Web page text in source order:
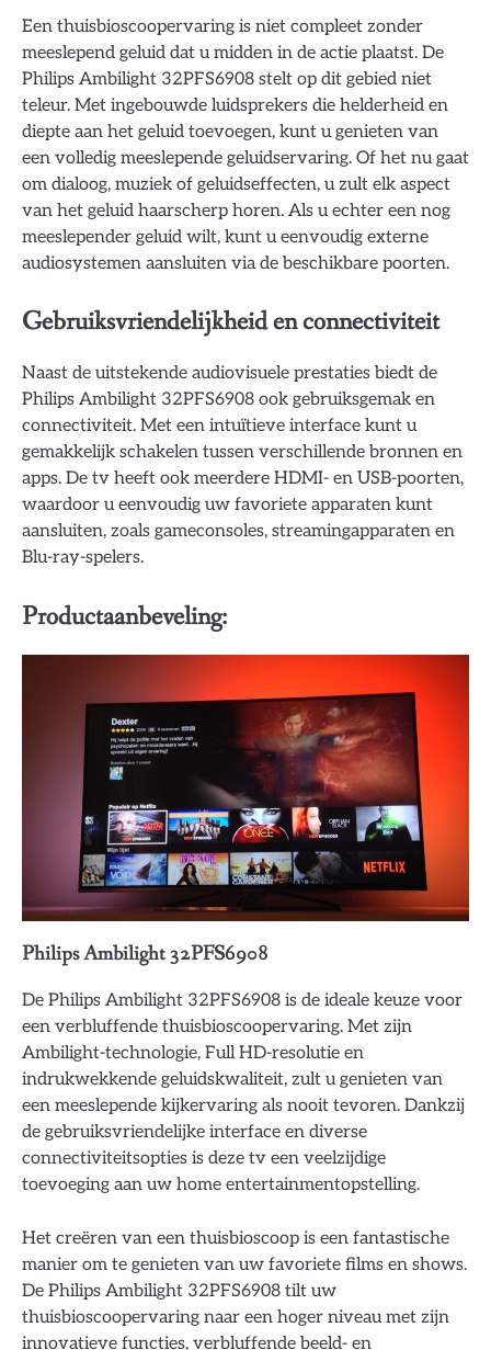
Een thuisbioscoopervaring is niet compleet zonder
meeslepend geluid dat u midden in de actie plaatst. De
Philips Ambilight 32PFS6908 stelt op dit gebied niet
teleur. Met ingebouwde luidsprekers die helderheid en
diepte aan het geluid toevoegen, kunt u genieten van
een volledig meeslepende geluidservaring. Of het nu gaat
om dialoog, muziek of geluidseffecten, u zult elk aspect
van het geluid haarscherp horen. Als u echter een nog
meeslepender geluid wilt, kunt u eenvoudig externe
audiosystemen aansluiten via de beschikbare poorten.
Gebruiksvriendelijkheid en connectiviteit
Naast de uitstekende audiovisuele prestaties biedt de
Philips Ambilight 32PFS6908 ook gebruiksgemak en
connectiviteit. Met een intuïtieve interface kunt u
gemakkelijk schakelen tussen verschillende bronnen en
apps. De tv heeft ook meerdere HDMI- en USB-poorten,
waardoor u eenvoudig uw favoriete apparaten kunt
aansluiten, zoals gameconsoles, streamingapparaten en
Blu-ray-spelers.
Productaanbeveling:
Philips Ambilight 32PFS6908
De Philips Ambilight 32PFS6908 is de ideale keuze voor
een verbluffende thuisbioscoopervaring. Met zijn
Ambilight-technologie, Full HD-resolutie en
indrukwekkende geluidskwaliteit, zult u genieten van
een meeslepende kijkervaring als nooit tevoren. Dankzij
de gebruiksvriendelijke interface en diverse
connectiviteitsopties is deze tv een veelzijdige
toevoeging aan uw home entertainmentopstelling.
Het creëren van een thuisbioscoop is een fantastische
manier om te genieten van uw favoriete films en shows.
De Philips Ambilight 32PFS6908 tilt uw
thuisbioscoopervaring naar een hoger niveau met zijn
innovatieve functies, verbluffende beeld- en